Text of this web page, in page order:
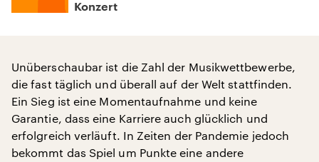
Konzert
Unüberschaubar ist die Zahl der Musikwettbewerbe,
die fast täglich und überall auf der Welt stattfinden.
Ein Sieg ist eine Momentaufnahme und keine
Garantie, dass eine Karriere auch glücklich und
erfolgreich verläuft. In Zeiten der Pandemie jedoch
bekommt das Spiel um Punkte eine andere